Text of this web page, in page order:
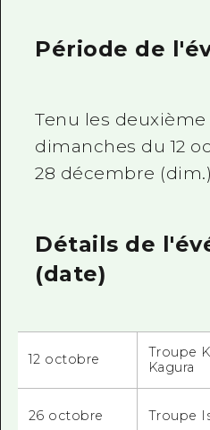
Période de
Tenu les
dimanches du12
28 décembre
Détails de
(date)
12 octobre
Troupe
Kagura
26 octobre Troupe